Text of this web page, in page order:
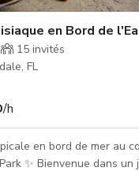
en Bord de
15 invités
FL
/h
en bord de mer au
✨ Bienvenue dans un